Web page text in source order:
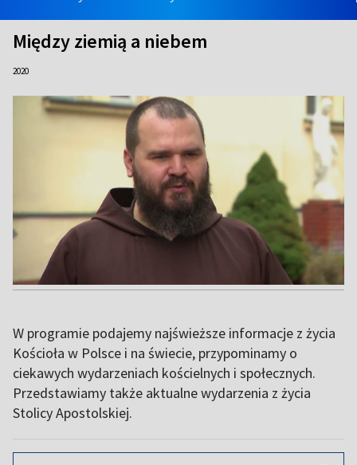
Między ziemią a niebem
2020
W programie podajemy najświeższe informacje z życia
Kościoła w Polsce i na świecie, przypominamy o
ciekawych wydarzeniach kościelnych i społecznych.
Przedstawiamy także aktualne wydarzenia z życia
Stolicy Apostolskiej.